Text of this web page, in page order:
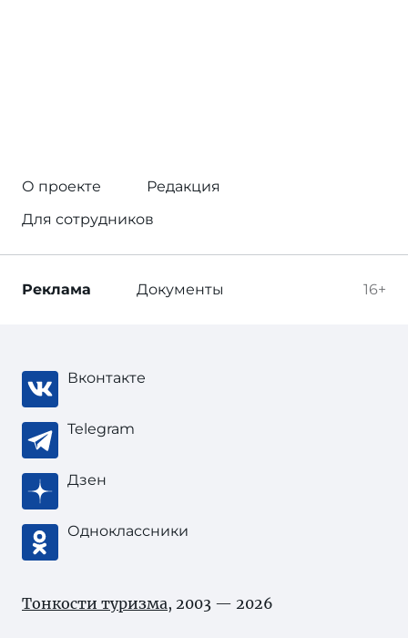
О проекте
Редакция
Для сотрудников
16+
Реклама Документы
Вконтакте
Telegram
Дзен
Одноклассники
Тонкости туризма, 2003 — 2026